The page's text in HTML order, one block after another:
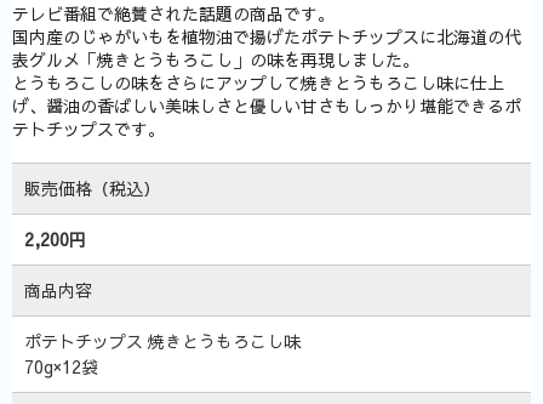
テレビ番組で絶賛された話題の商品です。
国内産のじゃがいもを植物油で揚げたポテトチップスに北海道の代
表グルメ「焼きとうもろこし」の味を再現しました。
とうもろこしの味をさらにアップして焼きとうもろこし味に仕上
げ、醤油の香ばしい美味しさと優しい甘さもしっかり堪能できるポ
テトチップスです。
販売価格（税込）
2,200円
商品内容
ポテトチップス 焼きとうもろこし味
70g×12袋